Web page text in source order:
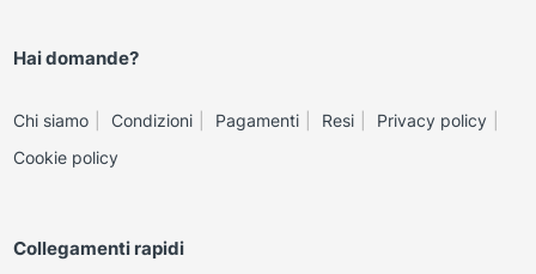
Hai domande?
Chi siamo Condizioni Pagamenti Resi
Privacy policy
Cookie policy
Collegamenti rapidi